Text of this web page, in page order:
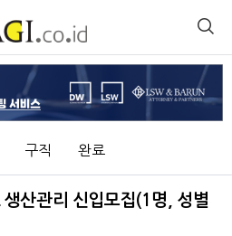
구직 완료
산관리 신입모집(1명, 성별